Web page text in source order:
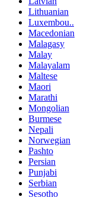
Lithuanian
Luxembou..
Macedonian
Malagasy
Malay
Malayalam
Maltese
Maori
Marathi
Mongolian
Burmese
Nepali
Norwegian
Pashto
Persian
Punjabi
Serbian
Sesotho